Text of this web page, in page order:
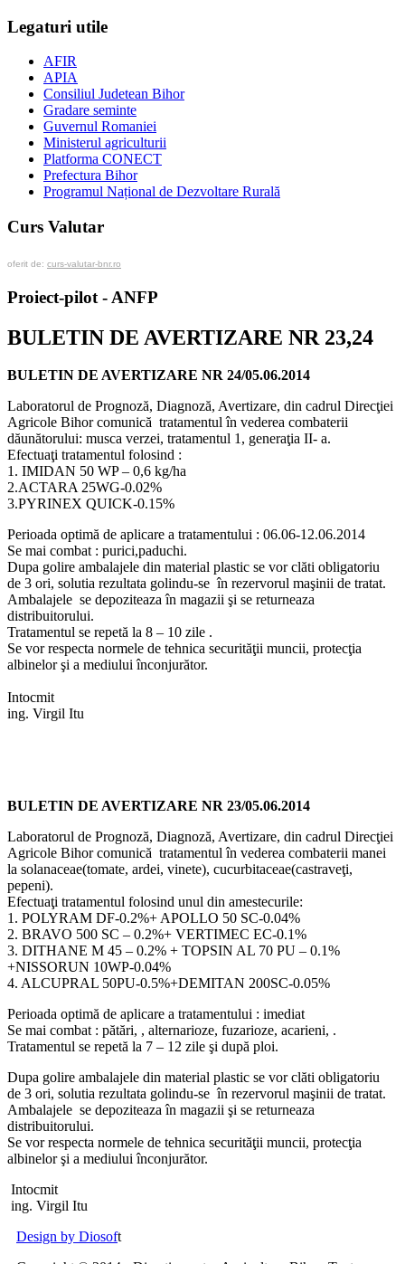
Legaturi utile
AFIR
APIA
Consiliul Judetean Bihor
Gradare seminte
Guvernul Romaniei
Ministerul agriculturii
Platforma CONECT
Prefectura Bihor
Programul Național de Dezvoltare Rurală
Curs Valutar
oferit de: curs-valutar-bnr.ro
Proiect-pilot - ANFP
BULETIN DE AVERTIZARE NR 23,24
BULETIN DE AVERTIZARE NR 24/05.06.2014
Laboratorul de Prognoză, Diagnoză, Avertizare, din cadrul Direcţiei
Agricole Bihor comunică tratamentul în vederea combaterii
dăunătorului: musca verzei, tratamentul 1, generaţia II- a.
Efectuaţi tratamentul folosind :
1. IMIDAN 50 WP – 0,6 kg/ha
2.ACTARA 25WG-0.02%
3.PYRINEX QUICK-0.15%
Perioada optimă de aplicare a tratamentului : 06.06-12.06.2014
Se mai combat : purici,paduchi.
Dupa golire ambalajele din material plastic se vor clăti obligatoriu
de 3 ori, solutia rezultata golindu-se în rezervorul maşinii de tratat.
Ambalajele se depoziteaza în magazii şi se returneaza
distribuitorului.
Tratamentul se repetă la 8 – 10 zile .
Se vor respecta normele de tehnica securităţii muncii, protecţia
albinelor şi a mediului înconjurător.
Intocmit
ing. Virgil Itu
BULETIN DE AVERTIZARE NR 23/05.06.2014
Laboratorul de Prognoză, Diagnoză, Avertizare, din cadrul Direcţiei
Agricole Bihor comunică tratamentul în vederea combaterii manei
la solanaceae(tomate, ardei, vinete), cucurbitaceae(castraveţi,
pepeni).
Efectuaţi tratamentul folosind unul din amestecurile:
1. POLYRAM DF-0.2%+ APOLLO 50 SC-0.04%
2. BRAVO 500 SC – 0.2%+ VERTIMEC EC-0.1%
3. DITHANE M 45 – 0.2% + TOPSIN AL 70 PU – 0.1%
+NISSORUN 10WP-0.04%
4. ALCUPRAL 50PU-0.5%+DEMITAN 200SC-0.05%
Perioada optimă de aplicare a tratamentului : imediat
Se mai combat : pătări, , alternarioze, fuzarioze, acarieni, .
Tratamentul se repetă la 7 – 12 zile şi după ploi.
Dupa golire ambalajele din material plastic se vor clăti obligatoriu
de 3 ori, solutia rezultata golindu-se în rezervorul maşinii de tratat.
Ambalajele se depoziteaza în magazii şi se returneaza
distribuitorului.
Se vor respecta normele de tehnica securităţii muncii, protecţia
albinelor şi a mediului înconjurător.
Intocmit
ing. Virgil Itu
Design by Diosoft